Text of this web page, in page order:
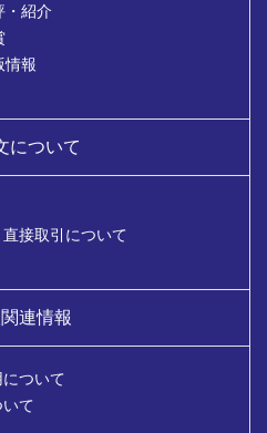
・紹介
情報
について
接取引について
連情報
ついて
て